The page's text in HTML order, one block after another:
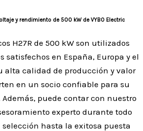
y rendimiento de 500 kW de VYBO Electric
H27R de 500 kW son utilizados
satisfechos en España, Europa y el
alta calidad de producción y valor
en un socio confiable para su
puede contar con nuestro
experto durante todo
selección hasta la exitosa puesta